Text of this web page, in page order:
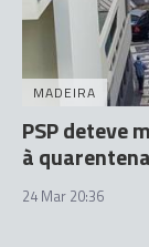
MADEIRA
PSP deteve
à
24 Mar 20:36